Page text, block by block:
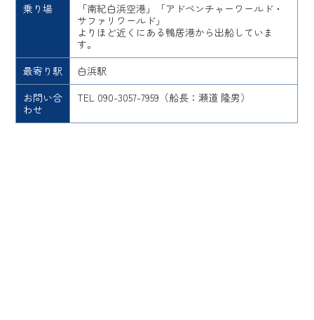
乗り場
「南紀白浜空港」「アドベンチャーワールド・
サファリワールド」
よりほど近くにある鴨居港から出船していま
す。
最寄り駅
白浜駅
お問い合
わせ
TEL 090-3057-7959（船長：瀬道 隆男）